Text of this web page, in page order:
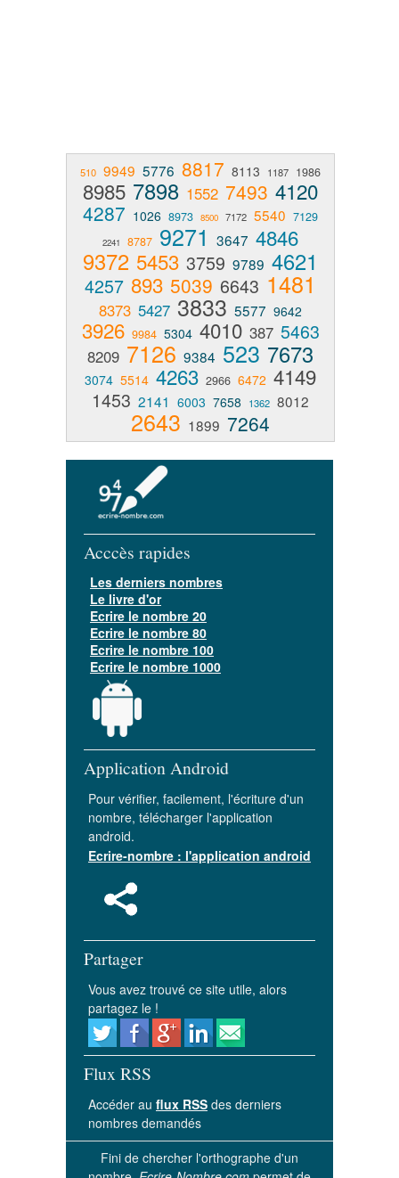
510 9949 5776 8817 8113 1187 1986
8985 7898 1552 7493 4120
4287 1026 8973 8500 7172 5540 7129
2241 8787 9271 3647 4846
9372 5453 3759 9789 4621
4257 893 5039 6643 1481
8373 5427 3833 5577 9642
3926 9984 5304 4010 387 5463
8209 7126 9384 523 7673
3074 5514 4263 2966 6472 4149
1453 2141 6003 7658 1362 8012
2643 1899 7264
Acccès rapides
Les derniers nombres
Le livre d'or
Ecrire le nombre 20
Ecrire le nombre 80
Ecrire le nombre 100
Ecrire le nombre 1000
Application Android
Pour vérifier, facilement, l'écriture d'un
nombre, télécharger l'application
android.
Ecrire-nombre : l'application android
Partager
Vous avez trouvé ce site utile, alors
partagez le !
Flux RSS
Accéder au flux RSS des derniers
nombres demandés
Fini de chercher l'orthographe d'un